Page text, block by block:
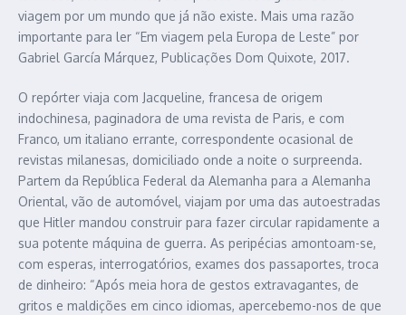
viagem por um mundo que já não existe. Mais uma razão
importante para ler “Em viagem pela Europa de Leste” por
Gabriel García Márquez, Publicações Dom Quixote, 2017.
O repórter viaja com Jacqueline, francesa de origem
indochinesa, paginadora de uma revista de Paris, e com
Franco, um italiano errante, correspondente ocasional de
revistas milanesas, domiciliado onde a noite o surpreenda.
Partem da República Federal da Alemanha para a Alemanha
Oriental, vão de automóvel, viajam por uma das autoestradas
que Hitler mandou construir para fazer circular rapidamente a
sua potente máquina de guerra. As peripécias amontoam-se,
com esperas, interrogatórios, exames dos passaportes, troca
de dinheiro: “Após meia hora de gestos extravagantes, de
gritos e maldições em cinco idiomas, apercebemo-nos de que